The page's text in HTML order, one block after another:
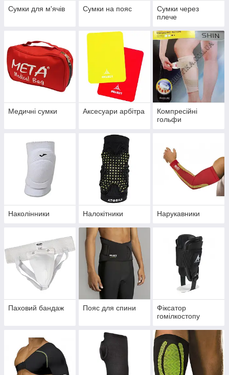
Сумки для м'ячів Сумки на пояс
Сумки через
плече
Медичні сумки Аксесуари арбітра
Компресійні
гольфи
Наколінники Налокітники Нарукавники
Паховий бандаж Пояс для спини
Фіксатор
гомілкостопу